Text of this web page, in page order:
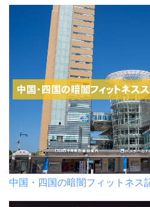
中国・四国の暗闇フィットネス